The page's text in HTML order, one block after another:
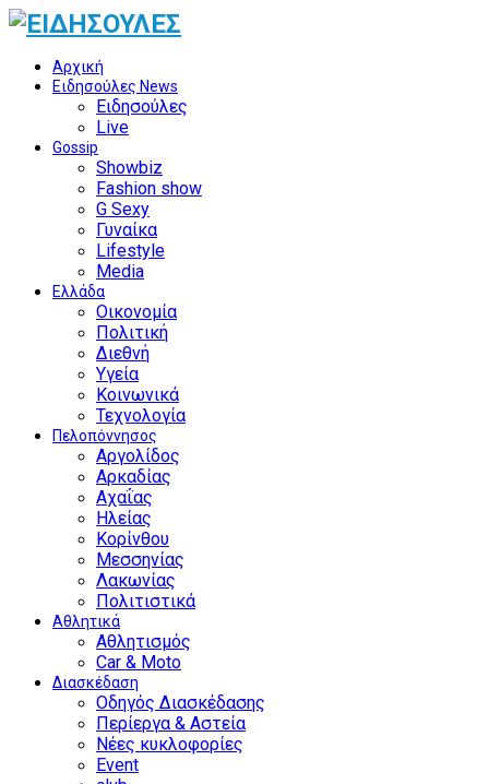
Αρχική
Ειδησούλες News
Ειδησούλες
Live
Gossip
Showbiz
Fashion show
G Sexy
Γυναίκα
Lifestyle
Media
Ελλάδα
Οικονομία
Πολιτική
Διεθνή
Υγεία
Κοινωνικά
Τεχνολογία
Πελοπόννησος
Αργολίδος
Αρκαδίας
Αχαΐας
Ηλείας
Κορίνθου
Μεσσηνίας
Λακωνίας
Πολιτιστικά
Αθλητικά
Αθλητισμός
Car & Moto
Διασκέδαση
Οδηγός Διασκέδασης
Περίεργα & Αστεία
Νέες κυκλοφορίες
Event